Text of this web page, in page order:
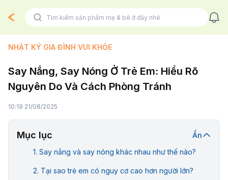
NHẬT KÝ GIA ĐÌNH VUI KHỎE
Say Nắng, Say Nóng Ở Trẻ Em: Hiểu Rõ
Nguyên Do Và Cách Phòng Tránh
10:19 21/08/2025
Mục lục
Ẩn
Say nắng và say nóng khác nhau như thế nào?
Tại sao trẻ em có nguy cơ cao hơn người lớn?